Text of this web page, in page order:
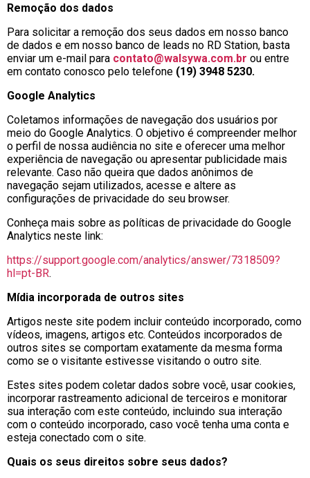
Remoção dos dados
Para solicitar a remoção dos seus dados em nosso banco
de dados e em nosso banco de leads no RD Station, basta
enviar um e-mail para contato@walsywa.com.br ou entre
em contato conosco pelo telefone (19) 3948 5230.
Google Analytics
Coletamos informações de navegação dos usuários por
meio do Google Analytics. O objetivo é compreender melhor
o perfil de nossa audiência no site e oferecer uma melhor
experiência de navegação ou apresentar publicidade mais
relevante. Caso não queira que dados anônimos de
navegação sejam utilizados, acesse e altere as
configurações de privacidade do seu browser.
Conheça mais sobre as políticas de privacidade do Google
Analytics neste link:
https://support.google.com/analytics/answer/7318509?
hl=pt-BR.
Mídia incorporada de outros sites
Artigos neste site podem incluir conteúdo incorporado, como
vídeos, imagens, artigos etc. Conteúdos incorporados de
outros sites se comportam exatamente da mesma forma
como se o visitante estivesse visitando o outro site.
Estes sites podem coletar dados sobre você, usar cookies,
incorporar rastreamento adicional de terceiros e monitorar
sua interação com este conteúdo, incluindo sua interação
com o conteúdo incorporado, caso você tenha uma conta e
esteja conectado com o site.
Quais os seus direitos sobre seus dados?